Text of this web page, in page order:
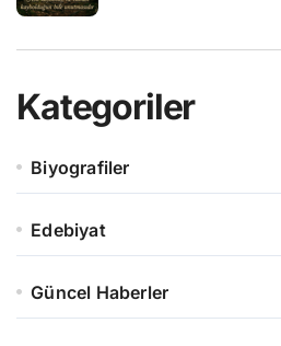
Kategoriler
Biyografiler
Edebiyat
Güncel Haberler